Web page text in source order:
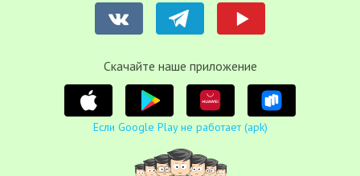
Cкачайте наше приложение
Если Google Play не работает (apk)